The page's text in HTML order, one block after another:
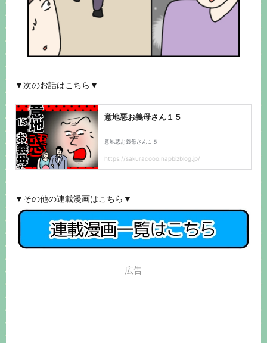
▼次のお話はこちら▼
▼その他の連載漫画はこちら▼
広告